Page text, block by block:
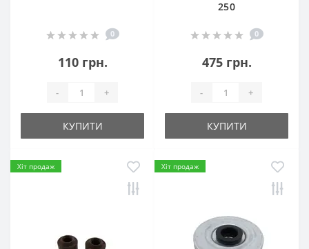
0
110 грн.
- +
КУПИТИ
250
0
475 грн.
- +
КУПИТИ
Хіт продаж Хіт продаж